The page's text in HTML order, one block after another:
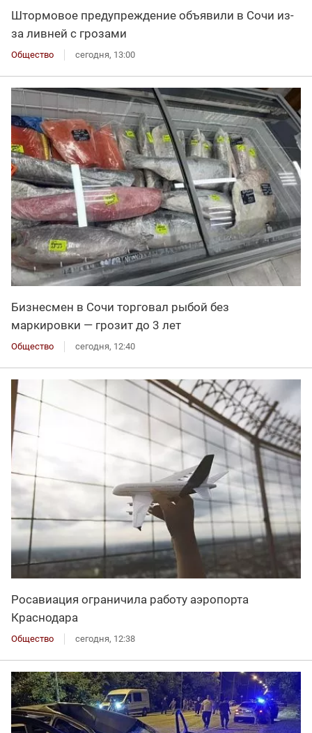
Штормовое предупреждение объявили в Сочи из-
за ливней с грозами
Общество сегодня, 13:00
Бизнесмен в Сочи торговал рыбой без
маркировки — грозит до 3 лет
Общество сегодня, 12:40
Росавиация ограничила работу аэропорта
Краснодара
Общество сегодня, 12:38